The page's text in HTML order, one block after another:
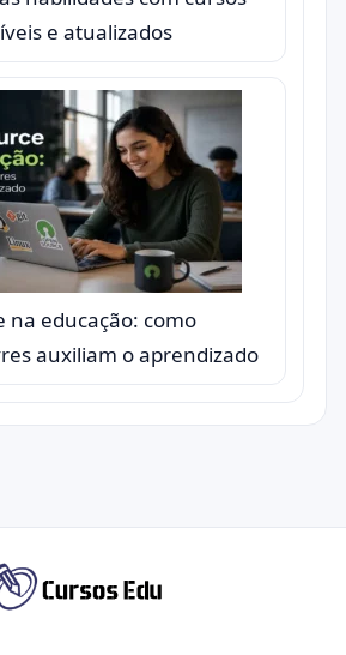
e atualizados
na educação: como
auxiliam o aprendizado